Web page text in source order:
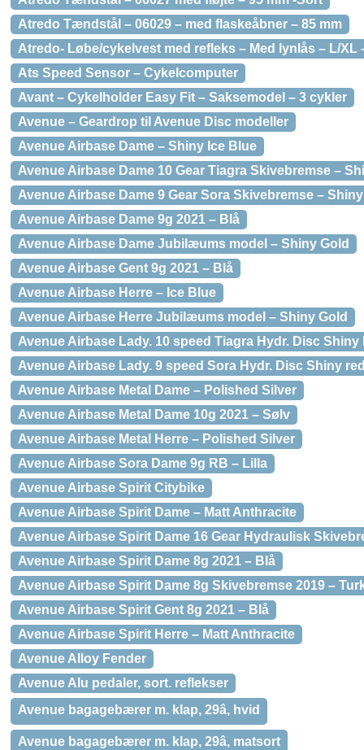
Atredo Tændstål – 06029 – med flaskeåbner – 85 mm
Atredo- Løbe/cykelvest med refleks – Med lynlås – L/XL
Ats Speed Sensor – Cykelcomputer
Avant – Cykelholder Easy Fit – Saksemodel – 3 cykler
Avenue – Geardrop til Avenue Disc modeller
Avenue Airbase Dame – Shiny Ice Blue
Avenue Airbase Dame 10 Gear Tiagra Skivebremse –
Avenue Airbase Dame 9 Gear Sora Skivebremse –
Avenue Airbase Dame 9g 2021 – Blå
Avenue Airbase Dame Jubilæums model – Shiny Gold
Avenue Airbase Gent 9g 2021 – Blå
Avenue Airbase Herre – Ice Blue
Avenue Airbase Herre Jubilæums model – Shiny Gold
Avenue Airbase Lady. 10 speed Tiagra Hydr. Disc
Avenue Airbase Lady. 9 speed Sora Hydr. Disc Shiny
Avenue Airbase Metal Dame – Polished Silver
Avenue Airbase Metal Dame 10g 2021 – Sølv
Avenue Airbase Metal Herre – Polished Silver
Avenue Airbase Sora Dame 9g RB – Lilla
Avenue Airbase Spirit Citybike
Avenue Airbase Spirit Dame – Matt Anthracite
Avenue Airbase Spirit Dame 16 Gear Hydraulisk
Avenue Airbase Spirit Dame 8g 2021 – Blå
Avenue Airbase Spirit Dame 8g Skivebremse 2019 –
Avenue Airbase Spirit Gent 8g 2021 – Blå
Avenue Airbase Spirit Herre – Matt Anthracite
Avenue Alloy Fender
Avenue Alu pedaler, sort. reflekser
Avenue bagagebærer m. klap, 29â, hvid
Avenue bagagebærer m. klap, 29â, matsort